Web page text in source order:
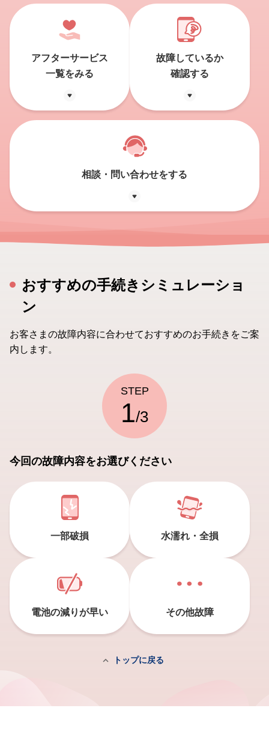
アフターサービス
一覧をみる
故障しているか
確認する
相談・問い合わせをする
おすすめの手続きシミュレーショ
ン
お客さまの故障内容に合わせておすすめのお手続きをご案
内します。
STEP
1/3
今回の故障内容をお選びください
一部破損 水濡れ・全損
電池の減りが早い その他故障
 トップに戻る